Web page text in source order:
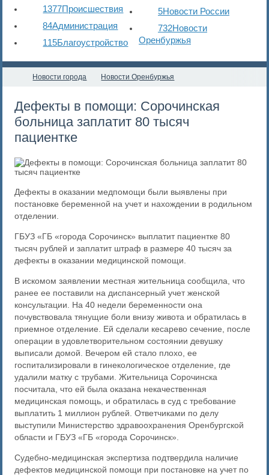
1377Происшествия
84Администрация
115Благоустройство
5Новости России
732Новости
Оренбуржья
Новости города Новости Оренбуржья
Дефекты в помощи: Сорочинская
больница заплатит 80 тысяч
пациентке
Дефекты в оказании медпомощи были выявлены при
постановке беременной на учет и нахождении в родильном
отделении.
ГБУЗ «ГБ «города Сорочинск» выплатит пациентке 80
тысяч рублей и заплатит штраф в размере 40 тысяч за
дефекты в оказании медицинской помощи.
В искомом заявлении местная жительница сообщила, что
ранее ее поставили на диспансерный учет женской
консультации. На 40 недели беременности она
почувствовала тянущие боли внизу живота и обратилась в
приемное отделение. Ей сделали кесарево сечение, после
операции в удовлетворительном состоянии девушку
выписали домой. Вечером ей стало плохо, ее
госпитализировали в гинекологическое отделение, где
удалили матку с трубами. Жительница Сорочинска
посчитала, что ей была оказана некачественная
медицинская помощь, и обратилась в суд с требование
выплатить 1 миллион рублей. Ответчиками по делу
выступили Министерство здравоохранения Оренбургской
области и ГБУЗ «ГБ «города Сорочинск».
Судебно-медицинская экспертиза подтвердила наличие
дефектов медицинской помощи при постановке на учет по